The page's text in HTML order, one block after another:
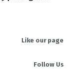
Like our page
Follow Us